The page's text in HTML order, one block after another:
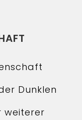
Dunklen
weiterer